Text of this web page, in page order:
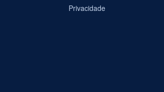
Privacidade